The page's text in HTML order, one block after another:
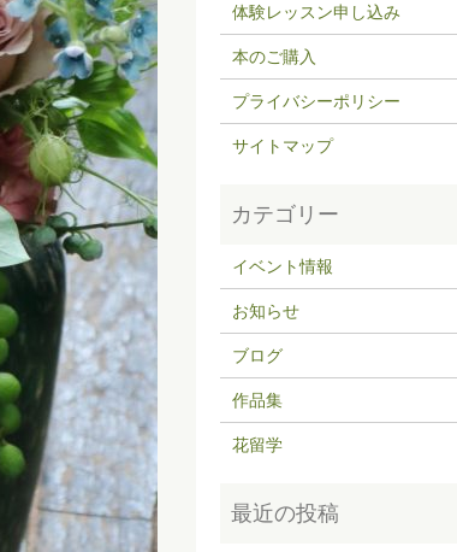
体験レッスン申し込み
本のご購入
プライバシーポリシー
サイトマップ
イベント情報
お知らせ
ブログ
作品集
花留学